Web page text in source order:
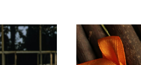
Odtwarzacz
plików
dźwiękowych